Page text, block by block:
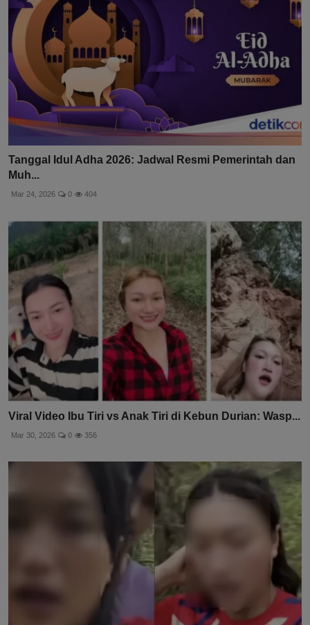
Tanggal Idul Adha 2026: Jadwal Resmi Pemerintah dan
Muh...
Mar 24, 2026 0 404
Viral Video Ibu Tiri vs Anak Tiri di Kebun Durian: Wasp...
Mar 30, 2026 0 356